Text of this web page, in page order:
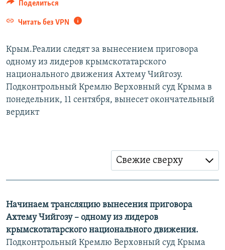
ПОБЕДИТЕЛЕЙ НЕ СУДЯТ?
ELIFBE
УКРАИНСКАЯ ПРОБЛЕМА КРЫМА
ПРИСОЕДИНЯЙТЕСЬ!
Все сайты RFE/RL
Поделиться
Читать без VPN
Крым.Реалии следят за вынесением приговора
одному из лидеров крымскотатарского
национального движения Ахтему Чийгозу.
Подконтрольный Кремлю Верховный суд Крыма в
понедельник, 11 сентября, вынесет окончательный
вердикт
Свежие сверху
Начинаем трансляцию вынесения приговора
Ахтему Чийгозу – одному из лидеров
крымскотатарского национального движения.
Подконтрольный Кремлю Верховный суд Крыма